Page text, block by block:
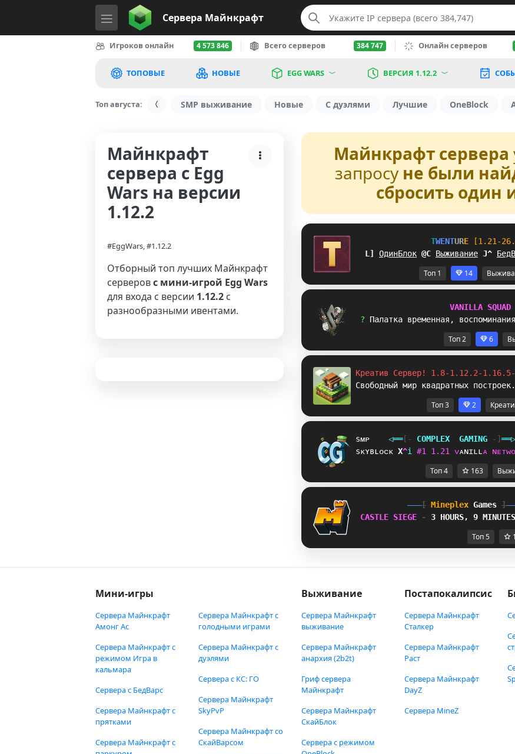
Сервера Майнкрафт
Игроков онлайн 4 573 846 Всего серверов 384 747 Онлайн серверов
ТОПОВЫЕ НОВЫЕ EGG WARS ВЕРСИЯ 1.12.2
Топ августа: SMP выживание Новые С дуэлями Лучшие OneBlock
Майнкрафт
сервера с Egg
Wars на версии
1.12.2
#EggWars, #1.12.2
Отборный топ лучших Майнкрафт
серверовс мини-игрой Egg Wars
для входа с версии 1.12.2 с
разнообразными ивентами.
Майнкрафт сервера
запросу не были
сбросить один
TWENTURE
[1.21-
EQ
ОдинБлок \F Выживание M\
Топ 1 14
VANIL L A SQUAD
? Палатка временная , воспоминания
Топ 2 6
Креатив Сервер! 1.8-1.12.2-1.16.5-
Свободный мир квадратных
Топ 3 2
sᴍᴘ ◁══[‐ COMPL EX GAMING ‐]══▷
sᴋʏʙʟᴏᴄᴋ EBi #1 1 . 21 ᴠᴀɴɪʟʟᴀ ɴᴇᴛᴡᴏ
Топ 4 163
[ Mineplex Games ]
CASTLE SIEGE
- 3 HOURS, 9 MINUTES
Топ 5
Мини-игры
Сервера Майнкрафт
Амонг Ас
Сервера Майнкрафт с
режимом Игра в
кальмара
Сервера с БедВарс
Сервера Майнкрафт с
прятками
Сервера Майнкрафт с
Сервера Майнкрафт с
голодными играми
Сервера Майнкрафт с
дуэлями
Сервера с КС: ГО
Сервера Майнкрафт
SkyPvP
Сервера Майнкрафт со
СкайВарсом
Выживание
Сервера Майнкрафт
выживание
Сервера Майнкрафт
анархия (2b2t)
Гриф сервера
Майнкрафт
Сервера Майнкрафт
СкайБлок
Сервера с режимом
Постапокалипсис
Сервера Майнкрафт
Сталкер
Сервера Майнкрафт
Раст
Сервера Майнкрафт
DayZ
Сервера MineZ